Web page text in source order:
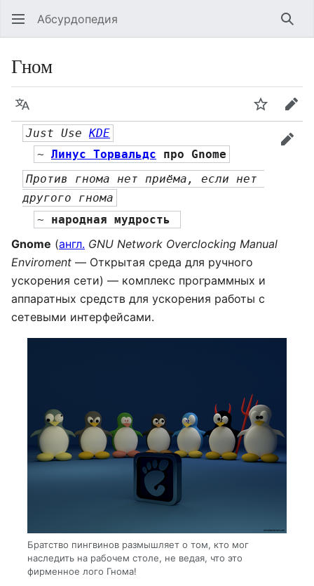
Абсурдопедия
Гном
Язык
Just Use KDE
~ Линус Торвальдс про Gnome
Против гнома нет приёма, если нет
другого гнома
~ народная мудрость
Gnome (англ. GNU Network Overclocking Manual
Enviroment — Открытая среда для ручного
ускорения сети) — комплекс программных и
аппаратных средств для ускорения работы с
сетевыми интерфейсами.
Братство пингвинов размышляет о том, кто мог
наследить на рабочем столе, не ведая, что это
фирменное лого Гнома!